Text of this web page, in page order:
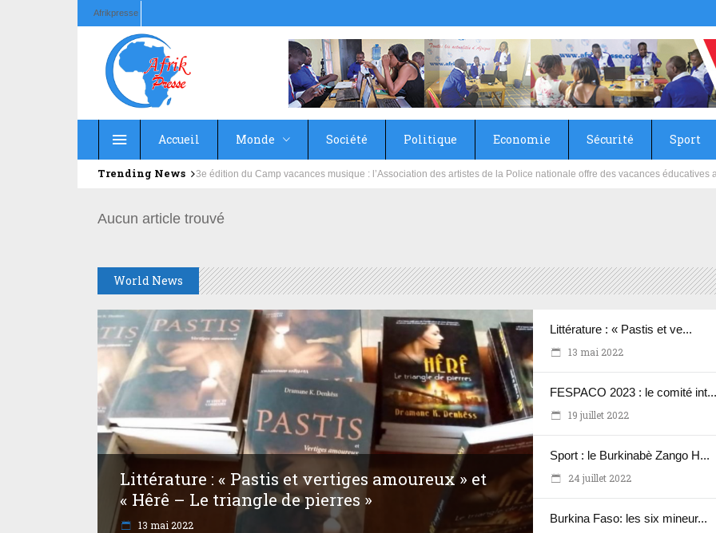
Afrikpresse
Accueil Monde Société Politique Economie Sécurité Sport
Trending News Education : la fédération de la Russie rénove les écoles primaire et collège du Camp Général Aboubacar Sangoulé
Aucun article trouvé
World News
Littérature : « Pastis et vertiges amoureux » et
« Hêrê – Le triangle de pierres »
13 mai 2022
Littérature : « Pastis et ve...
13 mai 2022
FESPACO 2023 : le comité int...
19 juillet 2022
Sport : le Burkinabè Zango H...
24 juillet 2022
Burkina Faso: les six mineur...